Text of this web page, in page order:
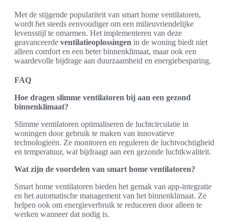
Met de stijgende populariteit van smart home ventilatoren,
wordt het steeds eenvoudiger om een milieuvriendelijke
levensstijl te omarmen. Het implementeren van deze
geavanceerde ventilatieoplossingen in de woning biedt niet
alleen comfort en een beter binnenklimaat, maar ook een
waardevolle bijdrage aan duurzaamheid en energiebesparing.
FAQ
Hoe dragen slimme ventilatoren bij aan een gezond
binnenklimaat?
Slimme ventilatoren optimaliseren de luchtcirculatie in
woningen door gebruik te maken van innovatieve
technologieën. Ze monitoren en reguleren de luchtvochtigheid
en temperatuur, wat bijdraagt aan een gezonde luchtkwaliteit.
Wat zijn de voordelen van smart home ventilatoren?
Smart home ventilatoren bieden het gemak van app-integratie
en het automatische management van het binnenklimaat. Ze
helpen ook om energieverbruik te reduceren door alleen te
werken wanneer dat nodig is.